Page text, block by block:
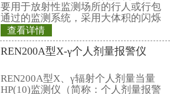
的口袋就在睾丸旁边
或车上时，最好把手
手机放在皮包里，这
来接听手机也能有效